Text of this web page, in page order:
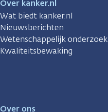
Over kanker.nl
Wat biedt kanker.nl
Nieuwsberichten
Wetenschappelijk onderzoek
Kwaliteitsbewaking
Over ons